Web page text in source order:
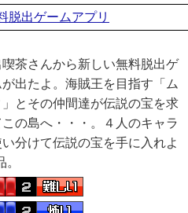
脱出ゲームアプリ
喫茶さんから新しい無料脱出ゲ
が出たよ。海賊王を目指す「ム
」とその仲間達が伝説の宝を求
の島へ・・・。４人のキャラ
い分けて伝説の宝を手に入れよ